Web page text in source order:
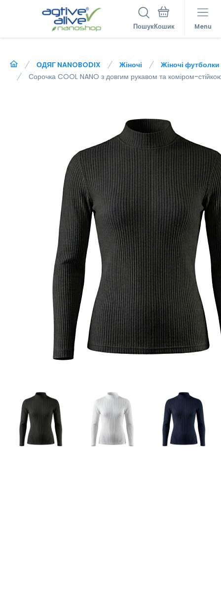
Пошук Menu
ОДЯГ NANOBODIX Жіночі
Жіночі
Сорочка COOL NANO з довгим рукавом та коміром-